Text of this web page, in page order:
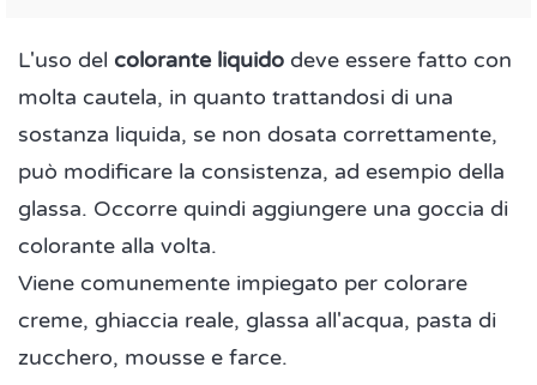
L'uso del colorante liquido deve essere fatto con
molta cautela, in quanto trattandosi di una
sostanza liquida, se non dosata correttamente,
può modificare la consistenza, ad esempio della
glassa. Occorre quindi aggiungere una goccia di
colorante alla volta.
Viene comunemente impiegato per colorare
creme, ghiaccia reale, glassa all'acqua, pasta di
zucchero, mousse e farce.